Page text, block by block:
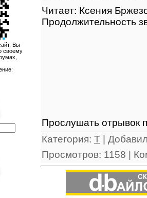
Вы
своему
Читает: Ксения
Продолжительность
Прослушать отрывок
Категория: Т |
Просмотров: 1158 |